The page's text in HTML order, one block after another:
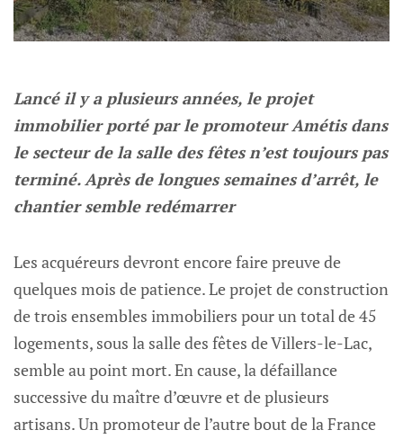
Lancé il y a plusieurs années, le projet
immobilier porté par le promoteur Amétis dans
le secteur de la salle des fêtes n’est toujours pas
terminé. Après de longues semaines d’arrêt, le
chantier semble redémarrer
Les acquéreurs devront encore faire preuve de
quelques mois de patience. Le projet de construction
de trois ensembles immobiliers pour un total de 45
logements, sous la salle des fêtes de Villers-le-Lac,
semble au point mort. En cause, la défaillance
successive du maître d’œuvre et de plusieurs
artisans. Un promoteur de l’autre bout de la France